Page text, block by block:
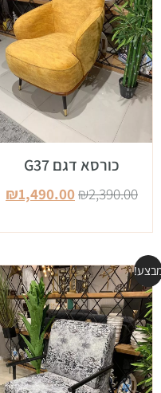
כורסא דגם G37
₪2,390.00
₪1,490.00